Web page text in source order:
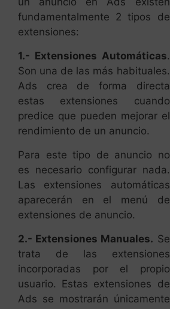
Son una de las más habituales.
Ads crea de forma directa
estas extensiones cuando
predice que pueden mejorar el
rendimiento de un anuncio.
Para este tipo de anuncio no
es necesario configurar nada.
Las extensiones automáticas
aparecerán en el menú de
extensiones de anuncio.
2.- Extensiones Manuales.Se
trata de las extensiones
incorporadas por el propio
usuario. Estas extensiones de
Ads se mostrarán únicamente
cuando el anuncio
consiga
una posición alta
en el
ranking.
Por tanto, el hecho de que el